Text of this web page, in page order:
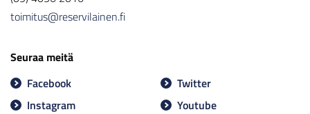
toimitus@reservilainen.fi
Seuraa meitä
Facebook
Twitter
Instagram
Youtube